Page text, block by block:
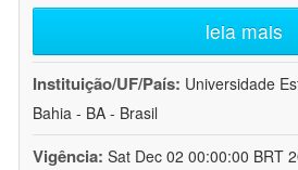
leia mais
Instituição/UF/País: Universidade
Bahia - BA - Brasil
Vigência: Sat Dec 02 00:00:00 BRT